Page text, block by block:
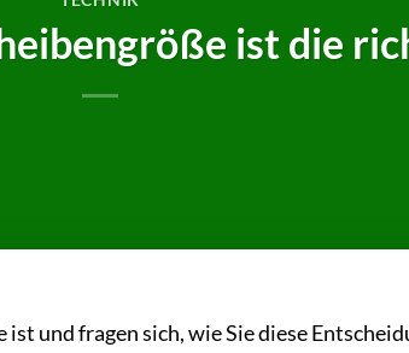
ist die
und fragen sich, wie Sie diese